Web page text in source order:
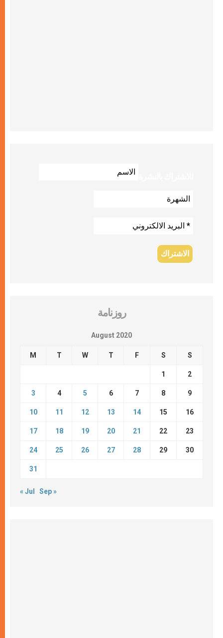
روزنامة
August 2020
M T W T F S S
1 2
3 4 5 6 7 8 9
10 11 12 13 14 15 16
17 18 19 20 21 22 23
24 25 26 27 28 29 30
31
« Jul Sep »